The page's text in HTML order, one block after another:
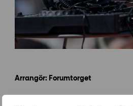
Arrangör: Forumtorget